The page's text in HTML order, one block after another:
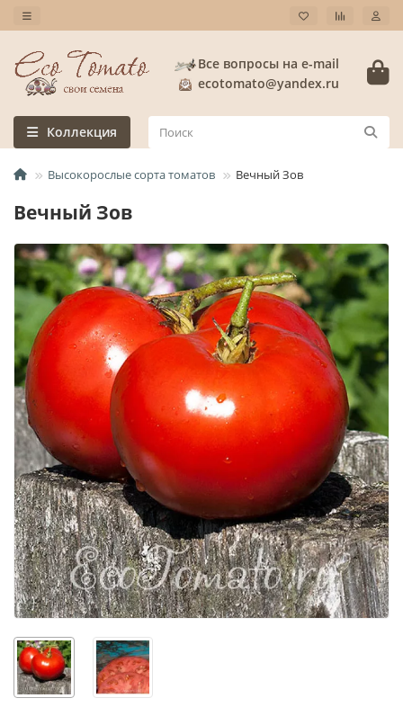
Все вопросы на e-mail
ecotomato@yandex.ru
Коллекция
Высокорослые сорта томатов Вечный Зов
Вечный Зов